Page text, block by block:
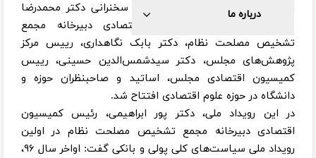
درباره ما
امروز(یکشنبه ۷ بهمن ماه ۱۴۰۳) با سخنرانی دکتر محمدرضا
پورابراهیمی، رئیس کمیسیون اقتصادی دبیرخانه مجمع
تشخیص مصلحت نظام، دکتر بابک نگاهداری، رییس مرکز
پژوهش‌های مجلس، دکتر سیدشمس‌الدین حسینی، رییس
کمیسیون اقتصادی مجلس، اساتید و صاحبنظران حوزه و
دانشگاه در حوزه علوم اقتصادی افتتاح شد.
در این رویداد ملی، دکتر پور ابراهیمی، رئیس کمیسیون
اقتصادی دبیرخانه مجمع تشخیص مصلحت نظام در اولین
رویداد ملی سیاست‌های کلی پولی و بانکی گفت: اواخر سال ۹۶،